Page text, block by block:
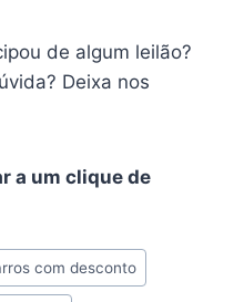
de algum leilão?
Deixa nos
a um clique de
com desconto